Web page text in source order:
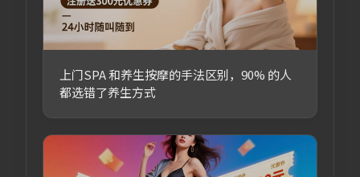
上门SPA 和养生按摩的手法区别，90% 的人
都选错了养生方式